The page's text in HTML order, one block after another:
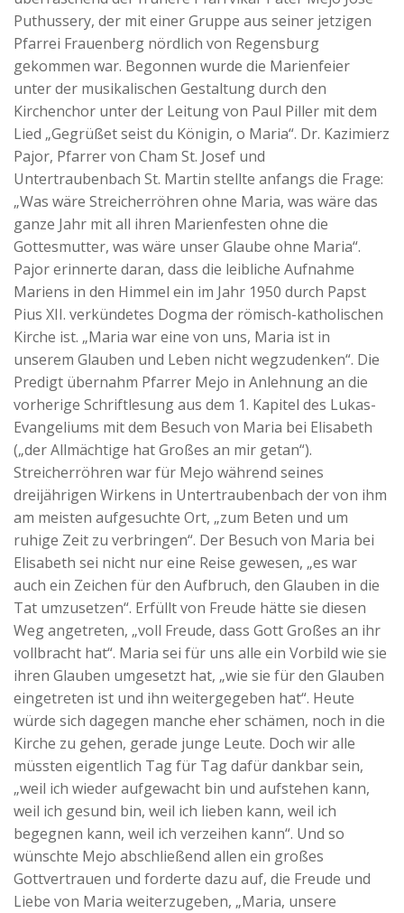
Puthussery, der mit einer Gruppe aus seiner jetzigen
Pfarrei Frauenberg nördlich von Regensburg
gekommen war. Begonnen wurde die Marienfeier
unter der musikalischen Gestaltung durch den
Kirchenchor unter der Leitung von Paul Piller mit dem
Lied „Gegrüßet seist du Königin, o Maria“. Dr. Kazimierz
Pajor, Pfarrer von Cham St. Josef und
Untertraubenbach St. Martin stellte anfangs die Frage:
„Was wäre Streicherröhren ohne Maria, was wäre das
ganze Jahr mit all ihren Marienfesten ohne die
Gottesmutter, was wäre unser Glaube ohne Maria“.
Pajor erinnerte daran, dass die leibliche Aufnahme
Mariens in den Himmel ein im Jahr 1950 durch Papst
Pius XII. verkündetes Dogma der römisch-katholischen
Kirche ist. „Maria war eine von uns, Maria ist in
unserem Glauben und Leben nicht wegzudenken“. Die
Predigt übernahm Pfarrer Mejo in Anlehnung an die
vorherige Schriftlesung aus dem 1. Kapitel des Lukas-
Evangeliums mit dem Besuch von Maria bei Elisabeth
(„der Allmächtige hat Großes an mir getan“).
Streicherröhren war für Mejo während seines
dreijährigen Wirkens in Untertraubenbach der von ihm
am meisten aufgesuchte Ort, „zum Beten und um
ruhige Zeit zu verbringen“. Der Besuch von Maria bei
Elisabeth sei nicht nur eine Reise gewesen, „es war
auch ein Zeichen für den Aufbruch, den Glauben in die
Tat umzusetzen“. Erfüllt von Freude hätte sie diesen
Weg angetreten, „voll Freude, dass Gott Großes an ihr
vollbracht hat“. Maria sei für uns alle ein Vorbild wie sie
ihren Glauben umgesetzt hat, „wie sie für den Glauben
eingetreten ist und ihn weitergegeben hat“. Heute
würde sich dagegen manche eher schämen, noch in die
Kirche zu gehen, gerade junge Leute. Doch wir alle
müssten eigentlich Tag für Tag dafür dankbar sein,
„weil ich wieder aufgewacht bin und aufstehen kann,
weil ich gesund bin, weil ich lieben kann, weil ich
begegnen kann, weil ich verzeihen kann“. Und so
wünschte Mejo abschließend allen ein großes
Gottvertrauen und forderte dazu auf, die Freude und
Liebe von Maria weiterzugeben, „Maria, unsere